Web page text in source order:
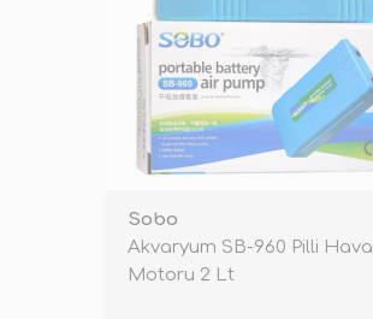
Sobo
Akvaryum SB-960 Pilli Hava
Motoru 2 Lt